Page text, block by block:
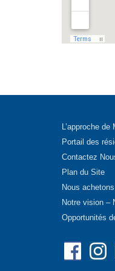
L’approche
Portail des
Contactez
Plan du Site
Nous
Notre vision –
Opportunités